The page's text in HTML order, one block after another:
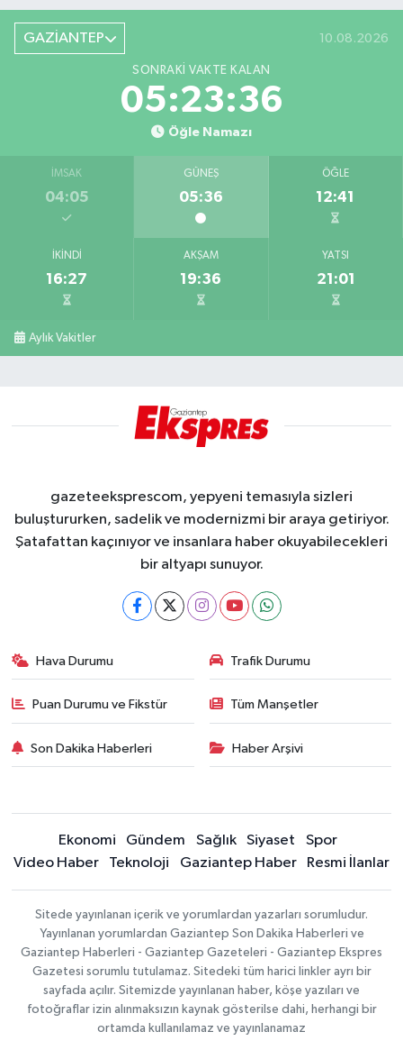
GAZİANTEP 10.08.2026
SONRAKI VAKTE KALAN
05:23:35
Öğle Namazı
İMSAK
04:05
GÜNEŞ
05:36
ÖĞLE
12:41
İKINDI
16:27
AKŞAM
19:36
YATSI
21:01
Aylık Vakitler
gazeteeksprescom, yepyeni temasıyla sizleri
buluştururken, sadelik ve modernizmi bir araya getiriyor.
Şatafattan kaçınıyor ve insanlara haber okuyabilecekleri
bir altyapı sunuyor.
Hava Durumu Trafik Durumu
Puan Durumu ve Fikstür Tüm Manşetler
Son Dakika Haberleri Haber Arşivi
Ekonomi Gündem Sağlık Siyaset
Spor
Video Haber
Teknoloji Gaziantep Haber Resmi İlanlar
Sitede yayınlanan içerik ve yorumlardan yazarları sorumludur.
Yayınlanan yorumlardan Gaziantep Son Dakika Haberleri ve
Gaziantep Haberleri - Gaziantep Gazeteleri - Gaziantep Ekspres
Gazetesi sorumlu tutulamaz. Sitedeki tüm harici linkler ayrı bir
sayfada açılır. Sitemizde yayınlanan haber, köşe yazıları ve
fotoğraflar izin alınmaksızın kaynak gösterilse dahi, herhangi bir
ortamda kullanılamaz ve yayınlanamaz